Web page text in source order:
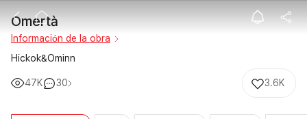
Omertà
Omertà
Información de la obra
Hickok&Ominn
47K 30 3.6K